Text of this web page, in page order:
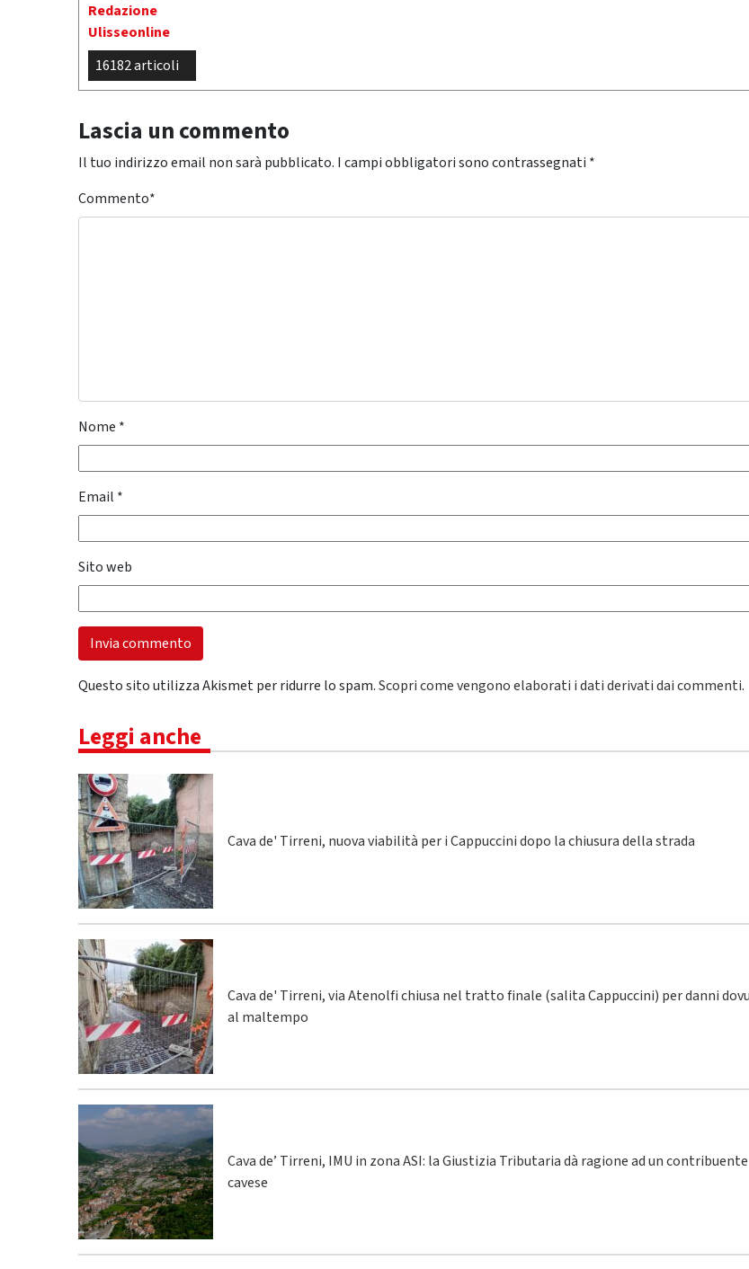
Redazione
Ulisseonline
16182 articoli
Lascia un commento
Il tuo indirizzo email non sarà pubblicato. I campi obbligatori sono contrassegnati *
Commento*
Nome *
Email *
Sito web
Questo sito utilizza Akismet per ridurre lo spam.Scopri come vengono elaborati i dati derivati dai commenti.
Leggi anche
Cava de' Tirreni, nuova viabilità per i Cappuccini dopo la chiusura della strada
Cava de' Tirreni, via Atenolfi chiusa nel tratto finale (salita Cappuccini) per danni
al maltempo
Cava de’ Tirreni, IMU in zona ASI: la Giustizia Tributaria dà ragione ad un contribuente
cavese